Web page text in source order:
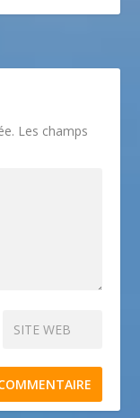
Les champs